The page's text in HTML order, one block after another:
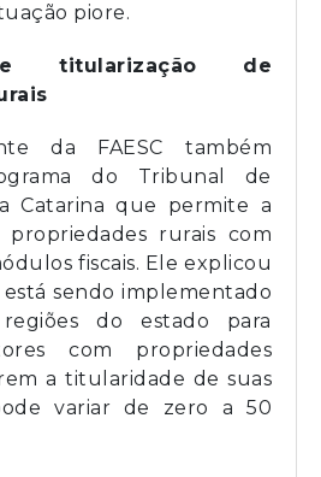
piore.
titularização de
da FAESC também
do Tribunal de
Catarina que permite a
rurais com
fiscais. Ele explicou
sendo implementado
do estado para
com propriedades
a titularidade de suas
variar de zero a 50